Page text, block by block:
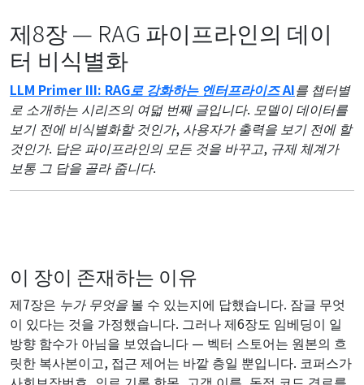
제8장 — RAG 파이프라인의 데이
터 비식별화
LLM Primer III: RAG로 강화하는 엔터프라이즈 AI를 챕터별
로 소개하는 시리즈의 여덟 번째 글입니다. 모델이 데이터를
보기 전에 비식별화할 것인가, 사용자가 출력을 보기 전에 할
것인가. 답은 파이프라인의 모든 것을 바꾸고, 규제 체계가
보통 그 답을 골라 줍니다.
이 장이 존재하는 이유
제7장은 누가 무엇을 볼 수 있는지에 답했습니다. 잠글 무엇
이 있다는 것을 가정했습니다. 그러나 제6장도 임베딩이 일
방향 함수가 아님을 보였습니다 — 벡터 스토어는 원본의 흐
릿한 복사본이고, 접근 제어는 바깥 층일 뿐입니다. 코퍼스가